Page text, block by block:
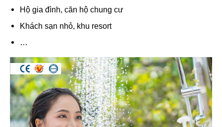
Hộ gia đình, căn hộ chung cư
Khách sạn nhỏ, khu resort
…